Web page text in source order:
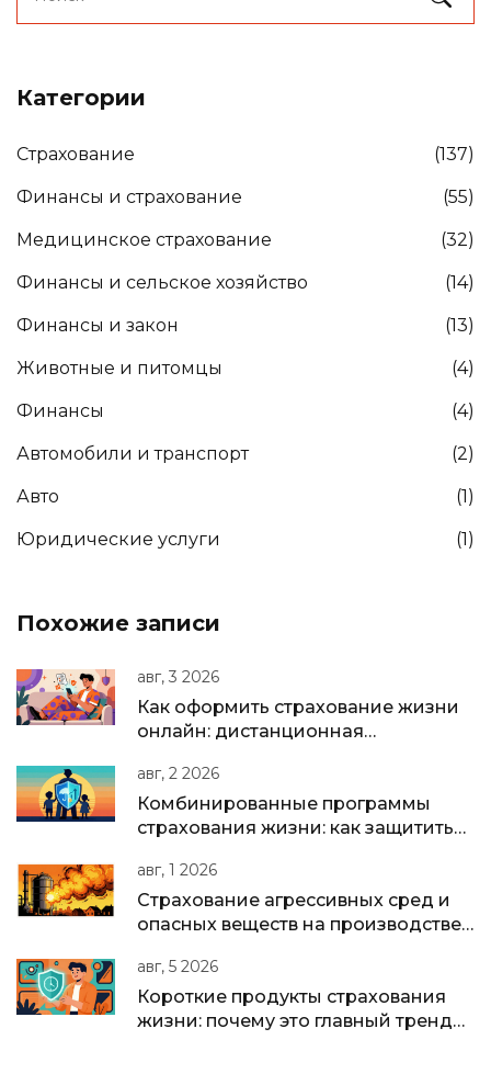
Категории
Страхование (137)
Финансы и страхование (55)
Медицинское страхование (32)
Финансы и сельское хозяйство (14)
Финансы и закон (13)
Животные и питомцы (4)
Финансы (4)
Автомобили и транспорт (2)
Авто (1)
Юридические услуги (1)
Похожие записи
авг, 3 2026
Как оформить страхование жизни
онлайн: дистанционная
полиса
авг, 2 2026
Комбинированные программы
страхования жизни: как защитить
полисе
авг, 1 2026
Страхование агрессивных сред и
опасных веществ на производстве:
РФ
авг, 5 2026
Короткие продукты страхования
жизни: почему это главный тренд